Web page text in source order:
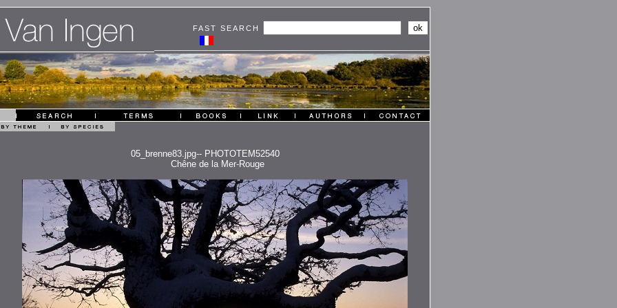
FAST SEARCH
05_brenne83.jpg-- PHOTOTEM52540
Chêne de la Mer-Rouge